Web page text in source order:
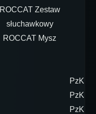
ROCCAT Zestaw
słuchawkowy
ROCCAT Mysz